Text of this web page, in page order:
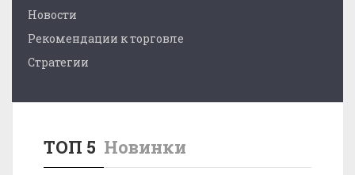
Новости
Рекомендации к торговле
Стратегии
ТОП 5 Новинки